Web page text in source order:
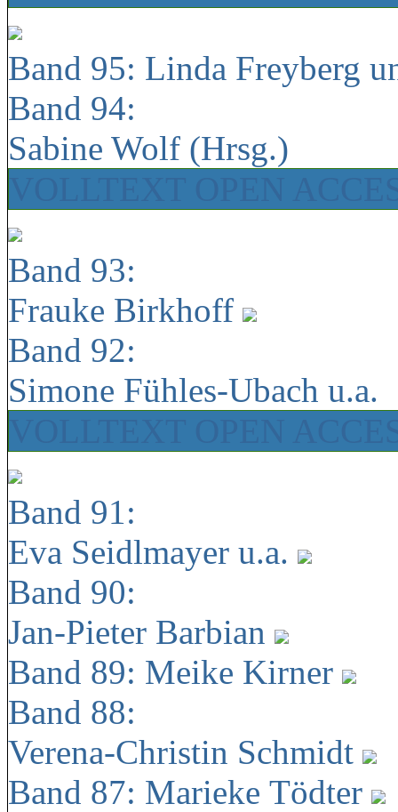
Band 95: Linda Freyberg
Band 94:
Sabine Wolf (Hrsg.)
Band 93:
Frauke Birkhoff
Band 92:
Simone Fühles-Ubach u.a.
Band 91:
Eva Seidlmayer u.a.
Band 90:
Jan-Pieter Barbian
Band 89: Meike Kirner
Band 88:
Verena-Christin Schmidt
Band 87: Marieke Tödter